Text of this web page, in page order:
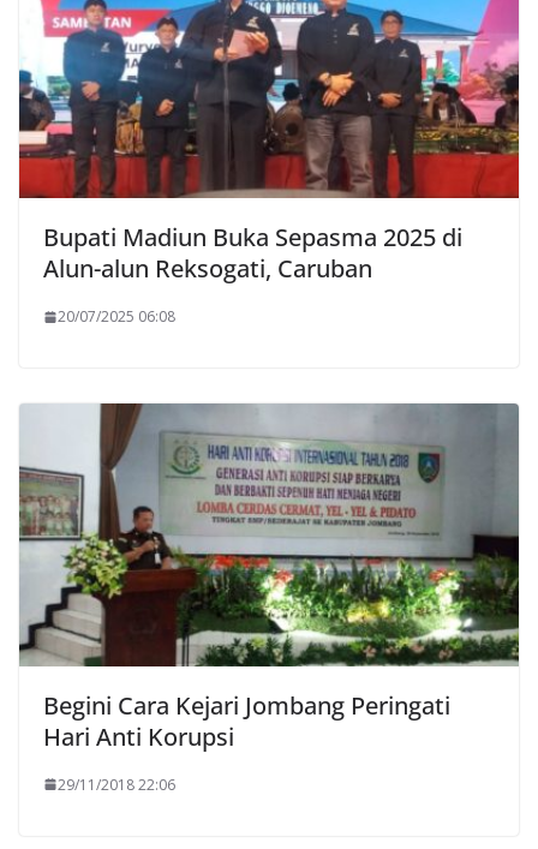
Bupati Madiun Buka Sepasma 2025 di
Alun-alun Reksogati, Caruban
20/07/2025 06:08
Begini Cara Kejari Jombang Peringati
Hari Anti Korupsi
29/11/2018 22:06